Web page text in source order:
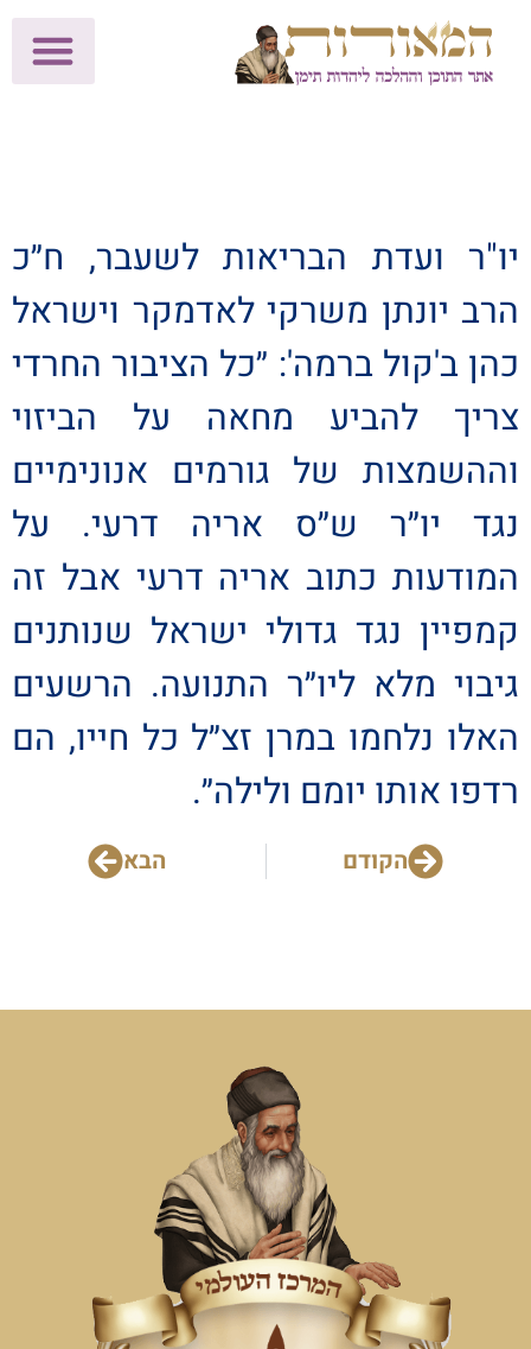
יו"ר ועדת הבריאות לשעבר, ח״כ
הרב יונתן משרקי לאדמקר וישראל
כהן ב'קול ברמה': ״כל הציבור החרדי
צריך להביע מחאה על הביזוי
וההשמצות של גורמים אנונימיים
נגד יו״ר ש״ס אריה דרעי. על
המודעות כתוב אריה דרעי אבל זה
קמפיין נגד גדולי ישראל שנותנים
גיבוי מלא ליו״ר התנועה. הרשעים
האלו נלחמו במרן זצ״ל כל חייו, הם
רדפו אותו יומם ולילה״.
הקודם הבא